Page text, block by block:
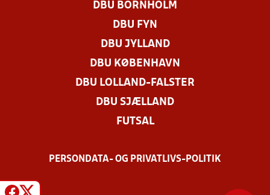
DBU BORNHOLM
DBU FYN
DBU JYLLAND
DBU KØBENHAVN
DBU LOLLAND-FALSTER
DBU SJÆLLAND
FUTSAL
PERSONDATA- OG PRIVATLIVS-POLITIK